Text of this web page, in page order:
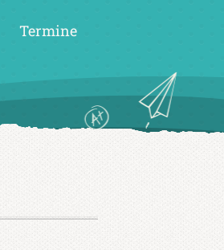
Termine